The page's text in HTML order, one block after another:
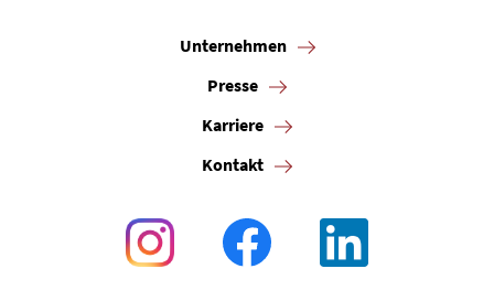
Unternehmen
Presse
Karriere
Kontakt